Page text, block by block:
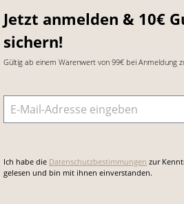
Jetzt anmelden & 10€
sichern!
Gültig ab einem Warenwert von 99€ bei Anmeldung
E-Mail-Adresse
Ich habe die Datenschutzbestimmungen zur
gelesen und bin mit ihnen einverstanden.